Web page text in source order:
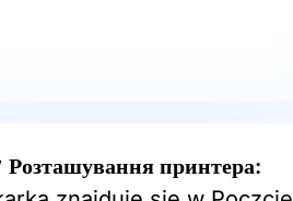
Розташування принтера: